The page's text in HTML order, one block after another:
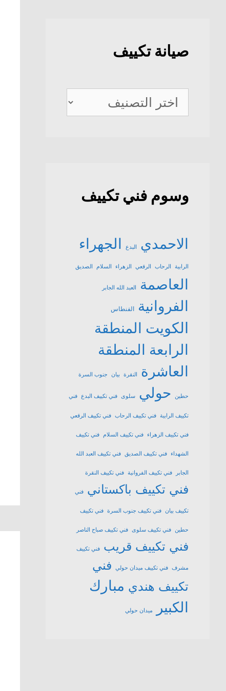
صيانة تكييف
صيانة
تكييف
وسوم فني تكييف
الاحمدي البدع الجهراء
الرابية الرحاب الرقعي الزهراء السلام الصديق
العاصمة العبد الله الجابر
الفروانية الفنطاس
الكويت المنطقة
الرابعة المنطقة
العاشرة
النقرة بيان جنوب السرة
حطين حولي سلوى فني تكييف البدع فني
تكييف الرابية فني تكييف الرحاب فني تكييف الرقعي
فني تكييف الزهراء فني تكييف السلام فني تكييف
الشهداء فني تكييف الصديق فني تكييف العبد الله
الجابر فني تكييف الفروانية فني تكييف النقرة
فني تكييف باكستاني فني
تكييف بيان فني تكييف جنوب السرة فني تكييف
حطين فني تكييف سلوى فني تكييف صباح الناصر
فني تكييف قريب فني تكييف
مشرف فني تكييف ميدان حولي
فني
تكييف هندي مبارك
الكبير
ميدان حولي